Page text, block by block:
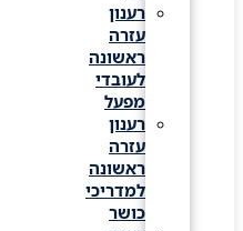
רענון
עזרה
ראשונה
לעובדי
מפעל
רענון
עזרה
ראשונה
למדריכי
כושר